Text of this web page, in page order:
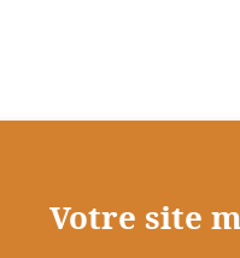
Votre site